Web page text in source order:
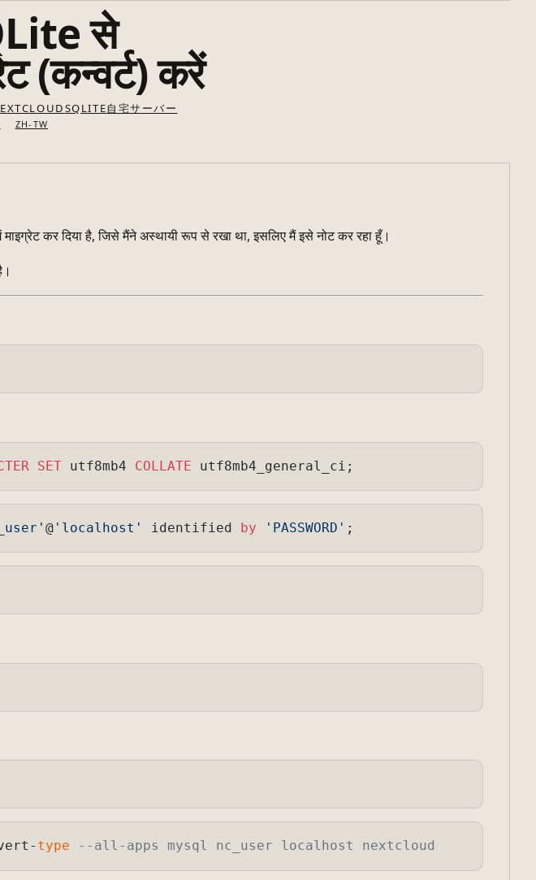
से
(कन्वर्ट) करें
SQLITE自宅サーバー
ZH-TW
कर दिया है, जिसे मैंने अस्थायी रूप से रखा था, इसलिए मैं इसे नोट कर रहा हूँ।
SET utf8mb4 COLLATE
@ 'localhost' identified by 'PASSWORD'
type --all-apps mysql nc_user localhost nextcloud